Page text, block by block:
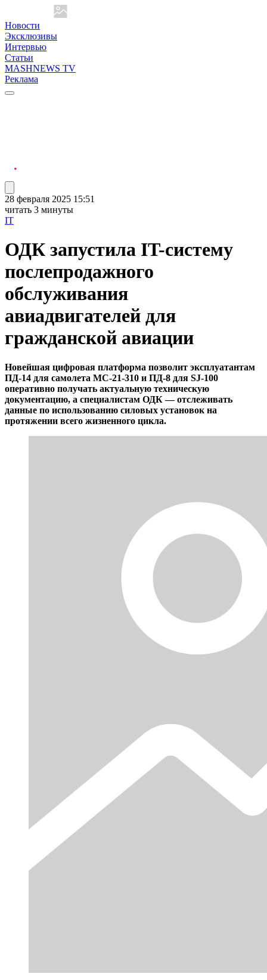
Новости
Эксклюзивы
Интервью
Статьи
MASHNEWS TV
Реклама
28 февраля 2025 15:51
читать 3 минуты
IT
ОДК запустила IT-систему
послепродажного
обслуживания
авиадвигателей для
гражданской авиации
Новейшая цифровая платформа позволит эксплуатантам
ПД-14 для самолета МС-21-310 и ПД-8 для SJ-100
оперативно получать актуальную техническую
документацию, а специалистам ОДК — отслеживать
данные по использованию силовых установок на
протяжении всего жизненного цикла.